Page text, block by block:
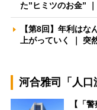
た”ヒミツのお金”
【第8回】年利は
上がっていく ｜ 突
河合雅司「人口
【「